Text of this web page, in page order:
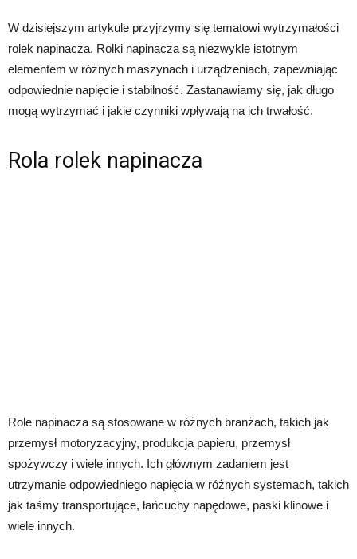
W dzisiejszym artykule przyjrzymy się tematowi wytrzymałości
rolek napinacza. Rolki napinacza są niezwykle istotnym
elementem w różnych maszynach i urządzeniach, zapewniając
odpowiednie napięcie i stabilność. Zastanawiamy się, jak długo
mogą wytrzymać i jakie czynniki wpływają na ich trwałość.
Rola rolek napinacza
Role napinacza są stosowane w różnych branżach, takich jak
przemysł motoryzacyjny, produkcja papieru, przemysł
spożywczy i wiele innych. Ich głównym zadaniem jest
utrzymanie odpowiedniego napięcia w różnych systemach, takich
jak taśmy transportujące, łańcuchy napędowe, paski klinowe i
wiele innych.